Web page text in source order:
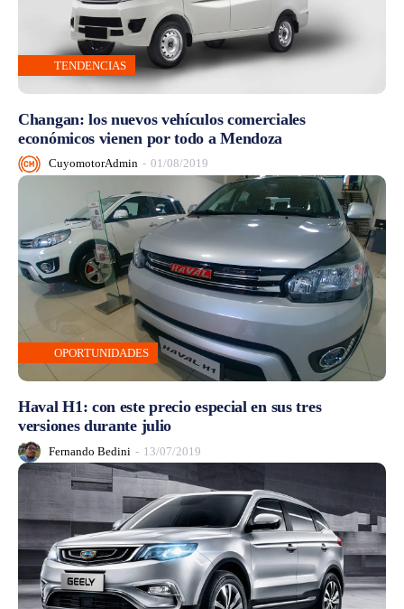
TENDENCIAS
Changan: los nuevos vehículos comerciales
económicos vienen por todo a Mendoza
CuyomotorAdmin - 01/08/2019
OPORTUNIDADES
Haval H1: con este precio especial en sus tres
versiones durante julio
Fernando Bedini - 13/07/2019